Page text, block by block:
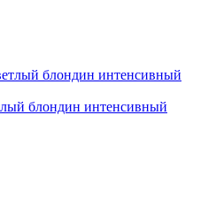
блондин интенсивный